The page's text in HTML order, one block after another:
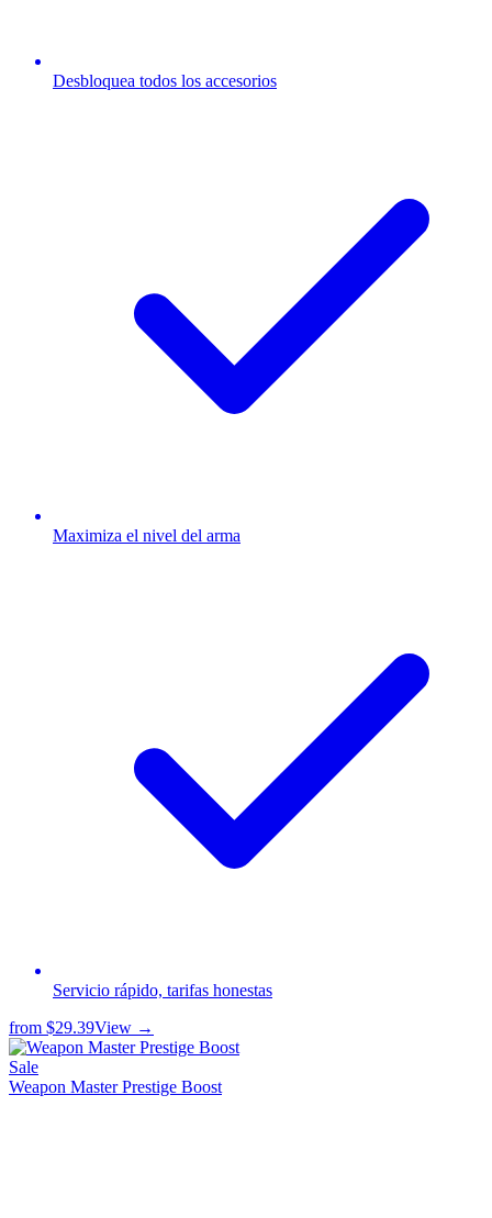
Desbloquea todos los accesorios
Maximiza el nivel del arma
Servicio rápido, tarifas honestas
from $29.39View →
Sale
Weapon Master Prestige Boost